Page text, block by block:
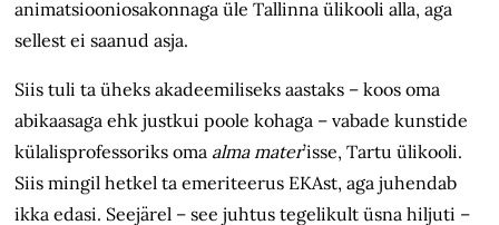
animatsiooniosakonnaga üle Tallinna ülikooli alla, aga
sellest ei saanud asja.
Siis tuli ta üheks akadeemiliseks aastaks – koos oma
abikaasaga ehk justkui poole kohaga – vabade kunstide
külalisprofessoriks oma alma mater’isse, Tartu ülikooli.
Siis mingil hetkel ta emeriteerus EKAst, aga juhendab
ikka edasi. Seejärel – see juhtus tegelikult üsna hiljuti –